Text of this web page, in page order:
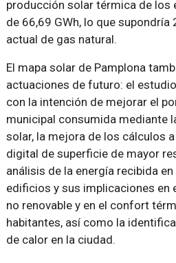
producción solar térmica de los
de 66,69 GWh, lo que supondría
actual de gas natural.
El mapa solar de Pamplona
actuaciones de futuro: el
con la intención de mejorar el
municipal consumida mediante
solar, la mejora de los cálculos
digital de superficie de mayor
análisis de la energía recibida
edificios y sus implicaciones en
no renovable y en el confort
habitantes, así como la
de calor en la ciudad.